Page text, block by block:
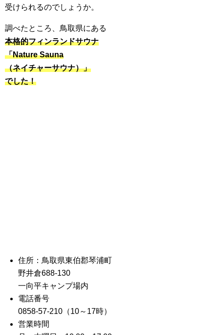
受けられるのでしょうか。
調べたところ、鳥取県にある
本格的フィンランドサウナ
「Nature Sauna
（ネイチャーサウナ）」
でした！
住所：鳥取県東伯郡琴浦町
野井倉688-130
一向平キャンプ場内
電話番号
0858-57-210（10～17時）
営業時間